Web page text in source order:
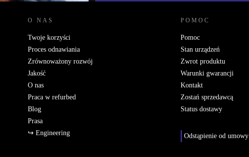
O NAS
Twoje korzyści
Proces odnawiania
Zrównoważony rozwój
Jakość
O nas
Praca w refurbed
Blog
Prasa
↪ Engineering
POMOC
Pomoc
Stan urządzeń
Zwrot produktu
Warunki gwarancji
Kontakt
Zostań sprzedawcą
Status dostawy
Odstąpienie od umowy